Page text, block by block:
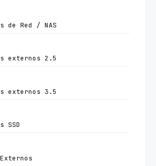
de Red / NAS
externos 2.5
externos 3.5
SSD